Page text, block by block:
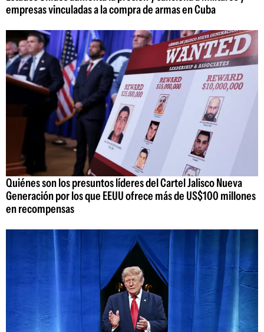
empresas vinculadas a la compra de armas en Cuba
Quiénes son los presuntos líderes del Cartel Jalisco Nueva
Generación por los que EEUU ofrece más de US$100 millones
en recompensas